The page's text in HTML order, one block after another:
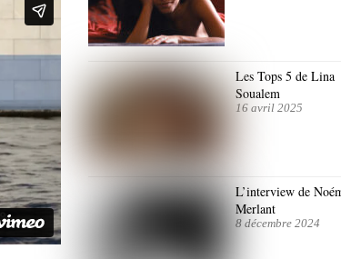
Les Tops 5 de Lina
Soualem
16 avril 2025
L’interview de
Merlant
8 décembre 2024